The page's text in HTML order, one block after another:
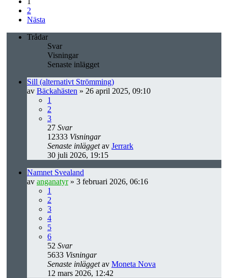
2
Nästa
Trådar
Svar
Visningar
Senaste inlägget
Sill (alternativt Strömming)
av Bäckahästen » 26 april 2025, 09:10
1
2
3
27 Svar
12333 Visningar
Senaste inläggetav Jerrark
30 juli 2026, 19:15
Namnet Svealand
av anganatyr» 3 februari 2026, 06:16
1
2
3
4
5
6
52 Svar
5633 Visningar
Senaste inläggetav Moneta Nova
12 mars 2026, 12:42